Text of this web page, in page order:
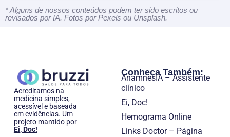
* Alguns de nossos conteúdos podem ter sido escritos ou
revisados por IA. Fotos por Pexels ou Unsplash.
Acreditamos na
medicina simples,
acessível e baseada
em evidências. Um
projeto mantido por
Ei, Doc!
Conheça Também:
AnamnesIA – Assistente
clínico
Ei, Doc!
Hemograma Online
Links Doctor – Página